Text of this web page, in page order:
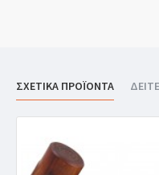
ΣΧΕΤΙΚΑ ΠΡΟΪΟΝΤΑ